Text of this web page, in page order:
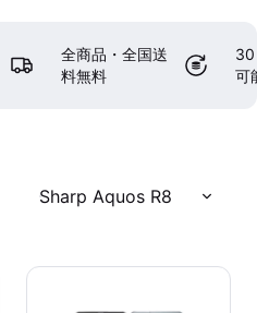
全商品・全国送
料無料
30
可
Sharp Aquos R8